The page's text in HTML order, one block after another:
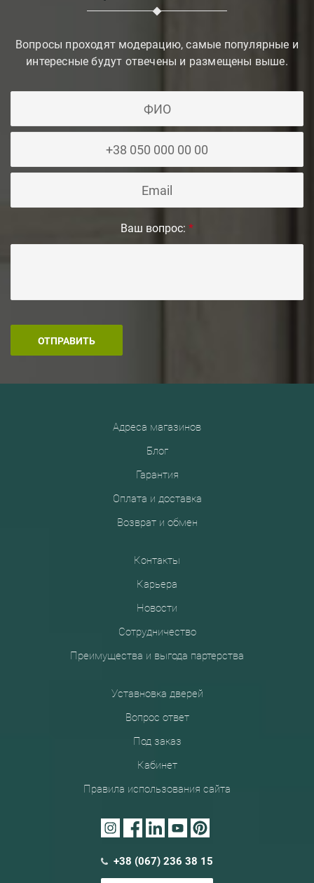
Вопросы проходят модерацию, самые популярные и
интересные будут отвечены и размещены выше.
Ваш вопрос: *
Адреса магазинов
Блог
Гарантия
Оплата и доставка
Возврат и обмен
Контакты
Карьера
Новости
Сотрудничество
Преимущества и выгода партерства
Уставновка дверей
Вопрос ответ
Под заказ
Кабинет
Правила использования сайта
+38 (067) 236 38 15